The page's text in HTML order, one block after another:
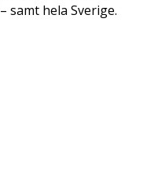
samt hela Sverige.